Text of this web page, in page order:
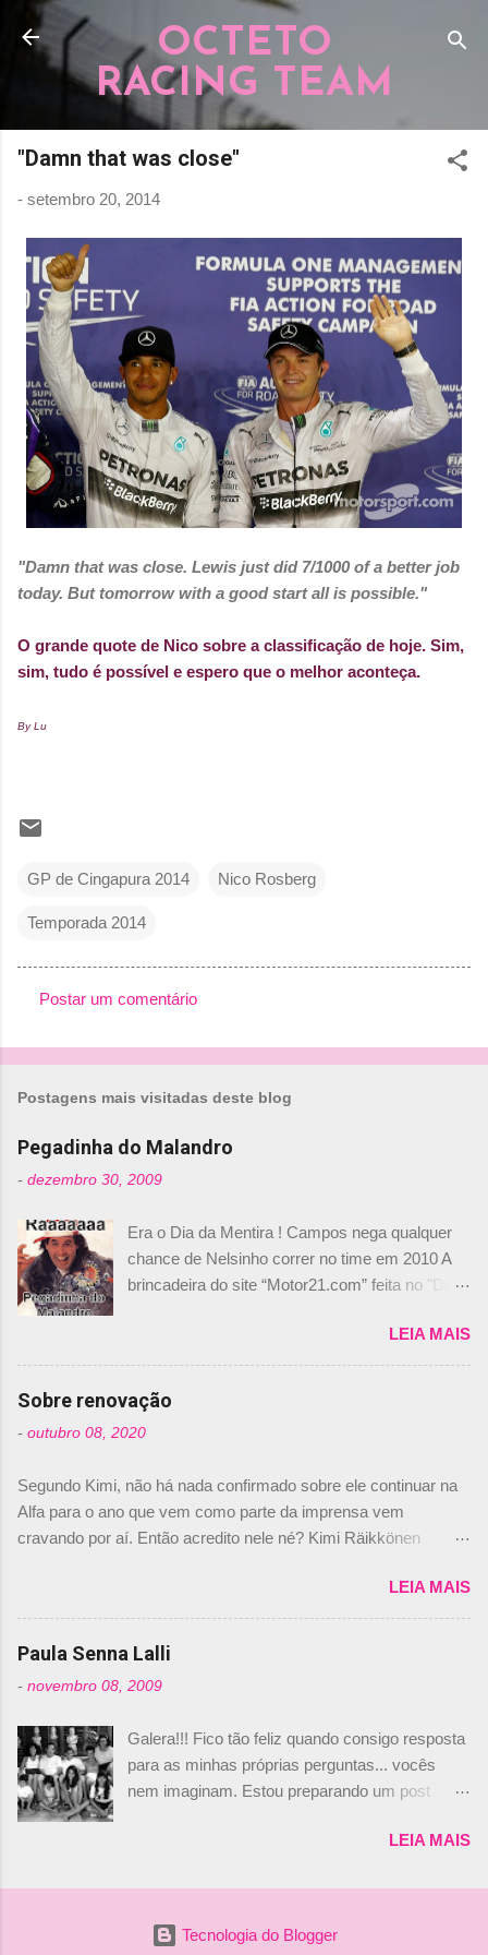
Pular para o conteúdo principal
OCTETO
RACING TEAM
"Damn that was close"
- setembro 20, 2014
"Damn that was close. Lewis just did 7/1000 of a better job
today. But tomorrow with a good start all is possible."
O grande quote de Nico sobre a classificação de hoje. Sim,
sim, tudo é possível e espero que o melhor aconteça.
By Lu
GP de Cingapura 2014 Nico Rosberg
Temporada 2014
o
n
t
r
i
o
Postar um comentário
Postagens mais visitadas deste blog
Pegadinha do Malandro
- dezembro 30, 2009
Era o Dia da Mentira ! Campos nega qualquer
chance de Nelsinho correr no time em 2010 A
brincadeira do site “Motor21.com” feita no "Día
de abril –, afirmando que Nelson Piquet havia
comprado 15% das ações da Campos, dando,
com isso, um lugar no time a Nelsinho Piquet,
foi esclarecida de uma vez por todas por
Daniele Audetto, diretor da escuderia. O
não será o companheiro de Bruno Senna em
2010. "Na verdade, nós recebemos uma oferta
de Piquet", admitiu Audetto. “Mas depois de ter
dois brasileiros”, explicou, dizendo ainda que
não tem nada contra o filho do tricampeão
Nelson Piquet. “Ele é um bom piloto, rápido e
experiente.” Audetto disse ainda que a suposta
não corresponde à realidade. “O suposto 15%
de investimento seria menor do que aquilo que
outros pilotos podem trazer: italianos, r...
LEIA MAIS
Sobre renovação
- outubro 08, 2020
Segundo Kimi, não há nada confirmado sobre ele continuar na
Alfa para o ano que vem como parte da imprensa vem
cravando por aí. Então acredito nele né? Kimi Räikkönen
truth but I’ve never had an option in my contract so that’s
should, pretty much, tell you that it’s not true." #Kimi7 #EifelGP
#AlfaRomeoRacing pic.twitter.com/77EDVn39Ia — Kimi
Romain falando sobre o fato do Iceman estar há tantos anos na
@RGrosjean ! #EifelGP 🇩🇪 #F1
pic.twitter.com/GSAu1LWnwW — Formula 1 (@F1) October 8,
2020 Beijinhos, Ludy
LEIA MAIS
Paula Senna Lalli
- novembro 08, 2009
Galera!!! Fico tão feliz quando consigo resposta
para as minhas próprias perguntas... vocês
nem imaginam. Estou preparando um post
nunca falei sobre ela, aqui no Octeto. No meio
aqui: Na época, rendeu um burburinho, porque
legendei a foto, dizendo que a menina ao lado
LEIA MAIS
Tecnologia do Blogger